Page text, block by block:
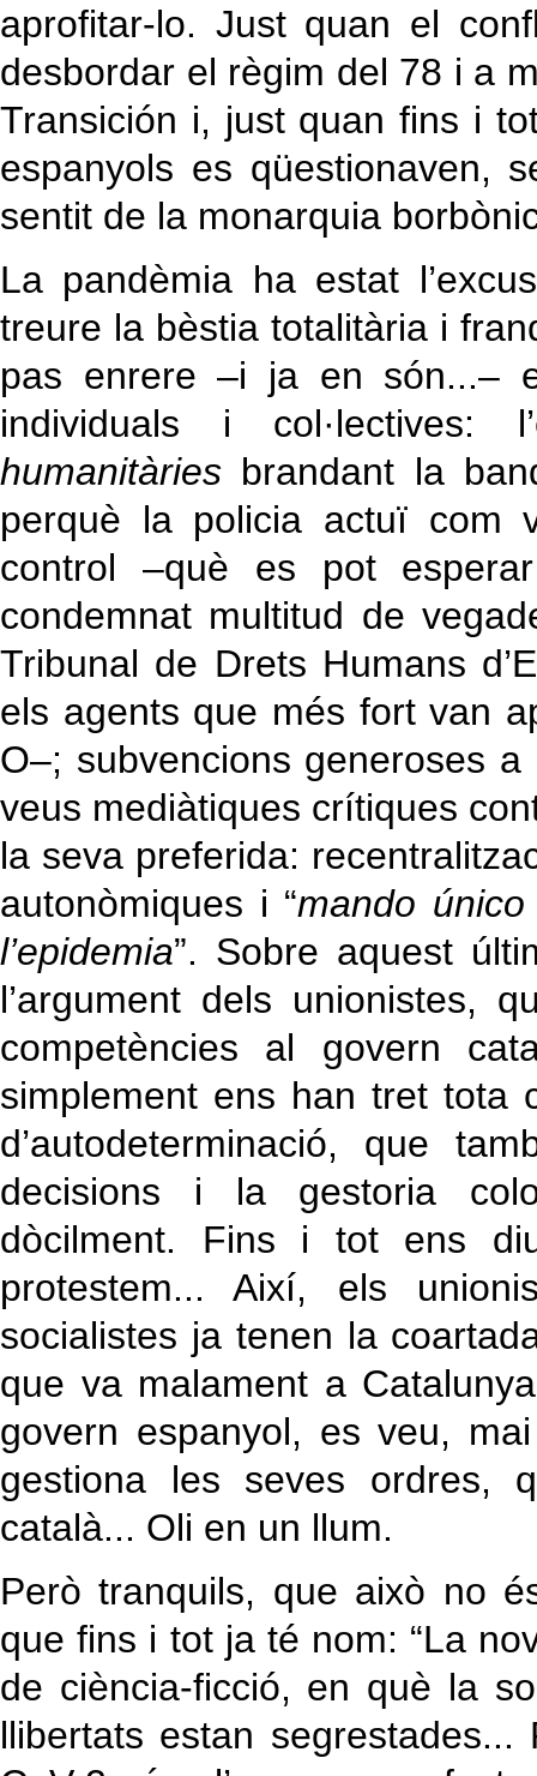
aprofitar-lo. Just quan el
desbordar el règim del 78 i a
Transición i, just quan fins i
espanyols es qüestionaven,
sentit de la monarquia
La pandèmia ha estat
treure la bèstia totalitària i
pas enrere –i ja en són...–
individuals i col·lectives:
humanitàries brandant la
perquè la policia actuï com
control –què es pot
condemnat multitud de
Tribunal de Drets Humans
els agents que més fort van
O–; subvencions generoses
veus mediàtiques crítiques
la seva preferida:
autonòmiques i “mando
l’epidemia”. Sobre aquest
l’argument dels unionistes,
competències al govern
simplement ens han tret tota
d’autodeterminació, que
decisions i la gestoria
dòcilment. Fins i tot ens
protestem... Així, els
socialistes ja tenen la
que va malament a
govern espanyol, es veu,
gestiona les seves ordres,
català... Oli en un llum.
Però tranquils, que això no
que fins i tot ja té nom: “La
de ciència-ficció, en què la
llibertats estan